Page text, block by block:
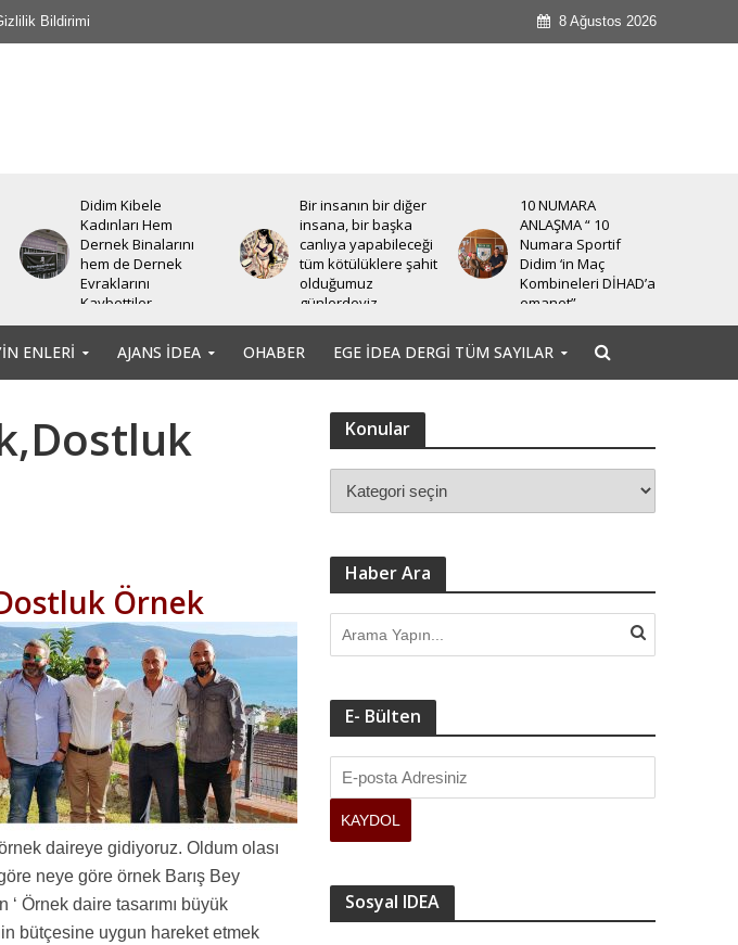
Bildirimi 8 Ağustos 2026
Didim Kibele
Kadınları Hem
Dernek Binalarını
hem de Dernek
Evraklarını
Kaybettiler.
Bir insanın bir diğer
insana, bir başka
canlıya yapabileceği
tüm kötülüklere şahit
olduğumuz
günlerdeyiz.
10 NUMARA
ANLAŞMA “ 10
Numara Sportif
Didim ‘in Maç
Kombineleri DİHAD’a
emanet”
ENLERI AJANS İDEA OHABER EGE İDEA DERGI TÜM SAYILAR
Örnek
daireye gidiyoruz. Oldum olası
neye göre örnek Barış Bey
Örnek daire tasarımı büyük
bütçesine uygun hareket etmek
Konular
Haber Ara
E- Bülten
Sosyal IDEA